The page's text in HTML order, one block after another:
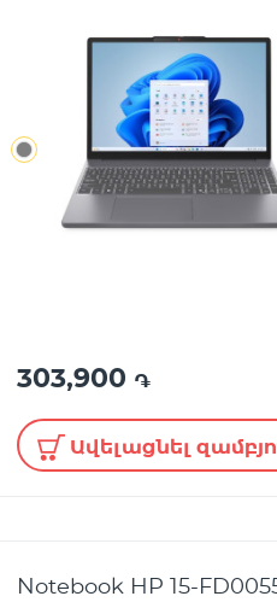
303,900 ֏
Ավելացնել
Notebook HP 15-